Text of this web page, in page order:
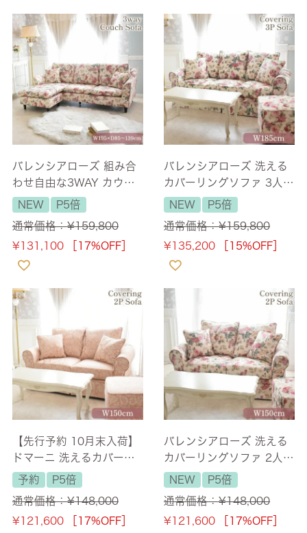
バレンシアローズ 組み合
わせ自由な3WAY カウチ
ソファ(3人掛け) 薔薇 幅1
95cm 【送料無料/設置サ
ービス付】
NEW
P5倍
通常価格：¥159,800
¥131,100 ［17%OFF］
バレンシアローズ 洗える
カバーリングソファ 3人掛
け(3P) 薔薇 幅185cm
【送料無料/設置サービス
付】
NEW
P5倍
通常価格：¥159,800
¥135,200 ［15%OFF］
【先行予約 10月末入荷】
ドマーニ 洗えるカバーリ
ングソファ 2人掛け(2P)
ピンク 幅150cm 【送料無
料/設置サービス付】
予約
P5倍
通常価格：¥148,000
¥121,600 ［17%OFF］
バレンシアローズ 洗える
カバーリングソファ 2人掛
け(2P) 薔薇 幅150cm
【送料無料/設置サービス
付】
NEW
P5倍
通常価格：¥148,000
¥121,600 ［17%OFF］